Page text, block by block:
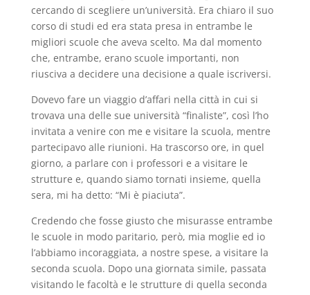
cercando di scegliere un’università. Era chiaro il suo
corso di studi ed era stata presa in entrambe le
migliori scuole che aveva scelto. Ma dal momento
che, entrambe, erano scuole importanti, non
riusciva a decidere una decisione a quale iscriversi.
Dovevo fare un viaggio d’affari nella città in cui si
trovava una delle sue università “finaliste”, così l’ho
invitata a venire con me e visitare la scuola, mentre
partecipavo alle riunioni. Ha trascorso ore, in quel
giorno, a parlare con i professori e a visitare le
strutture e, quando siamo tornati insieme, quella
sera, mi ha detto: “Mi è piaciuta”.
Credendo che fosse giusto che misurasse entrambe
le scuole in modo paritario, però, mia moglie ed io
l’abbiamo incoraggiata, a nostre spese, a visitare la
seconda scuola. Dopo una giornata simile, passata
visitando le facoltà e le strutture di quella seconda